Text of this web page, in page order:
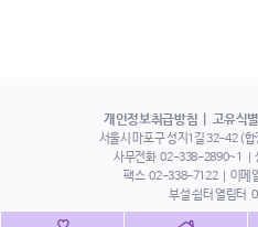
개인정보취급방침 고유식
서울시 마포구 성지1길 32-42 (
사무전화 02-338-2890~1
팩스 02-338-7122 이메
부설 쉼터 열림터